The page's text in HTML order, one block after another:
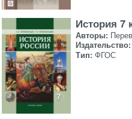
История 7
Авторы:
Издательство:
Тип: ФГОС